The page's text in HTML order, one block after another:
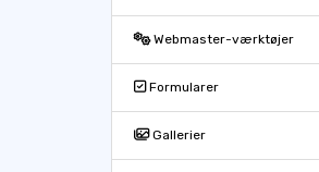
Webmaster-værktøjer
Formularer
Gallerier